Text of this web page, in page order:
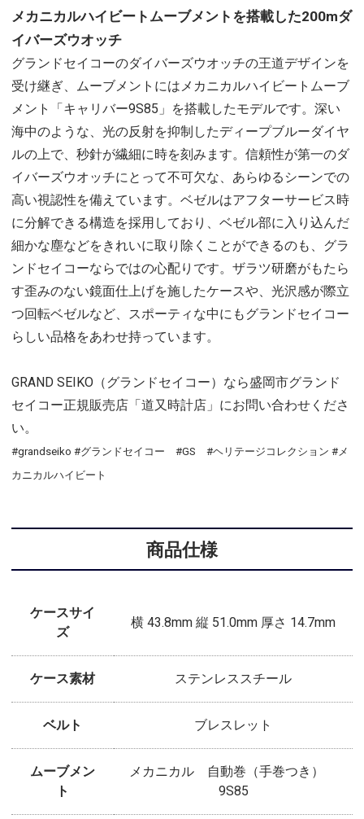
メカニカルハイビートムーブメントを搭載した200mダ
イバーズウオッチ
グランドセイコーのダイバーズウオッチの王道デザインを
受け継ぎ、ムーブメントにはメカニカルハイビートムーブ
メント「キャリバー9S85」を搭載したモデルです。深い
海中のような、光の反射を抑制したディープブルーダイヤ
ルの上で、秒針が繊細に時を刻みます。信頼性が第一のダ
イバーズウオッチにとって不可欠な、あらゆるシーンでの
高い視認性を備えています。ベゼルはアフターサービス時
に分解できる構造を採用しており、ベゼル部に入り込んだ
細かな塵などをきれいに取り除くことができるのも、グラ
ンドセイコーならではの心配りです。ザラツ研磨がもたら
す歪みのない鏡面仕上げを施したケースや、光沢感が際立
つ回転ベゼルなど、スポーティな中にもグランドセイコー
らしい品格をあわせ持っています。
GRAND SEIKO（グランドセイコー）なら盛岡市グランド
セイコー正規販売店「道又時計店」にお問い合わせくださ
い。
#grandseiko #グランドセイコー #GS #ヘリテージコレクション #メ
カニカルハイビート
商品仕様
ケースサイ
ズ
横 43.8mm 縦 51.0mm 厚さ 14.7mm
ケース素材 ステンレススチール
ベルト ブレスレット
ムーブメン
ト
メカニカル 自動巻（手巻つき）
9S85